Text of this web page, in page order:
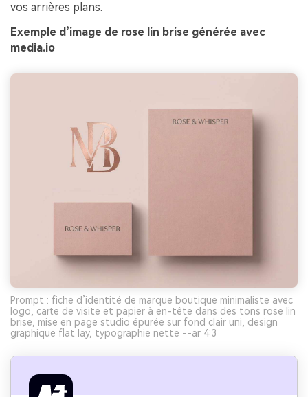
vos arrières plans.
Exemple d’image de rose lin brise générée avec
media.io
Prompt : fiche d’identité de marque boutique minimaliste avec
logo, carte de visite et papier à en-tête dans des tons rose lin
brise, mise en page studio épurée sur fond clair uni, design
graphique flat lay, typographie nette --ar 4:3